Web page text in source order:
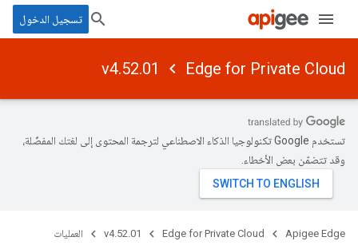
تسجيل الدخول
Edge for Private Cloud
v4.52.01
تستخدم Google تكنولوجيا الذكاء الاصطناعي لترجمة المحتوى إلى لغتك المفضّلة،
وقد تتضمّن بعض الأخطاء.
Apigee Edge
Edge for Private Cloud
v4.52.01 العمليات